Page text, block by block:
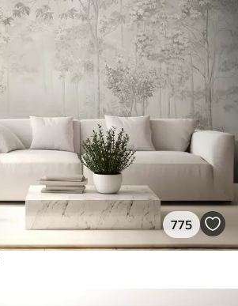
775